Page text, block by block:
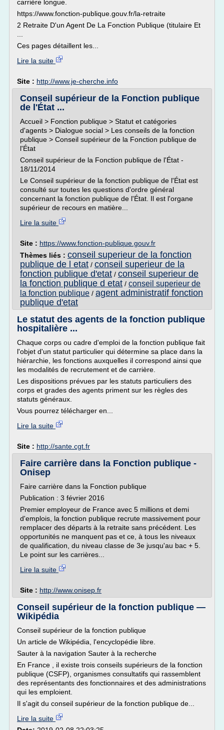
carrière longue.
https://www.fonction-publique.gouv.fr/la-retraite
2 Retraite D'un Agent De La Fonction Publique (titulaire Et
Ces pages détaillent les...
Lire la suite
Site : http://www.je-cherche.info
Conseil supérieur de la Fonction publique
de l'État ...
Accueil > Fonction publique > Statut et catégories
d'agents > Dialogue social > Les conseils de la fonction
publique > Conseil supérieur de la Fonction publique de
l'État
Conseil supérieur de la Fonction publique de l'État -
18/11/2014
Le Conseil supérieur de la fonction publique de l'État est
consulté sur toutes les questions d'ordre général
concernant la fonction publique de l'État. Il est l'organe
supérieur de recours en matière...
Lire la suite
Site : https://www.fonction-publique.gouv.fr
Thèmes liés : conseil superieur de la fonction
publique de l etat / conseil superieur de la
fonction publique d'etat / conseil superieur de
la fonction publique d etat / conseil superieur de
la fonction publique / agent administratif fonction
publique d'etat
Le statut des agents de la fonction publique
hospitalière ...
Chaque corps ou cadre d'emploi de la fonction publique fait
l'objet d'un statut particulier qui détermine sa place dans la
hiérarchie, les fonctions auxquelles il correspond ainsi que
les modalités de recrutement et de carrière.
Les dispositions prévues par les statuts particuliers des
corps et grades des agents priment sur les règles des
statuts généraux.
Vous pourrez télécharger en...
Lire la suite
Site : http://sante.cgt.fr
Faire carrière dans la Fonction publique -
Onisep
Faire carrière dans la Fonction publique
Publication : 3 février 2016
Premier employeur de France avec 5 millions et demi
d'emplois, la fonction publique recrute massivement pour
remplacer des départs à la retraite sans précédent. Les
opportunités ne manquent pas et ce, à tous les niveaux
de qualification, du niveau classe de 3e jusqu'au bac + 5.
Le point sur les carrières...
Lire la suite
Site : http://www.onisep.fr
Conseil supérieur de la fonction publique —
Wikipédia
Conseil supérieur de la fonction publique
Un article de Wikipédia, l'encyclopédie libre.
Sauter à la navigation Sauter à la recherche
En France , il existe trois conseils supérieurs de la fonction
publique (CSFP), organismes consultatifs qui rassemblent
des représentants des fonctionnaires et des administrations
qui les emploient.
Il s'agit du conseil supérieur de la fonction publique de...
Lire la suite